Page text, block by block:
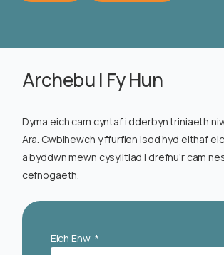
Archebu I Fy Hun
Dyma eich cam cyntaf i dderbyn triniaeth
Ara. Cwblhewch y ffurflen isod hyd eithaf
a byddwn mewn cysylltiad i drefnu’r cam
cefnogaeth.
Eich Enw